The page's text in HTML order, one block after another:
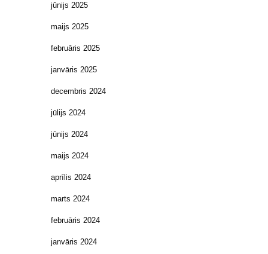
jūnijs 2025
maijs 2025
februāris 2025
janvāris 2025
decembris 2024
jūlijs 2024
jūnijs 2024
maijs 2024
aprīlis 2024
marts 2024
februāris 2024
janvāris 2024